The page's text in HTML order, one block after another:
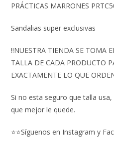
PRÁCTICAS MARRONES
Sandalias super exclusivas
‼️NUESTRA TIENDA SE TOMA
TALLA DE CADA PRODUCTO
EXACTAMENTE LO QUE
Si no esta seguro que talla
que mejor le quede.
⭐⭐Síguenos en Instagram y